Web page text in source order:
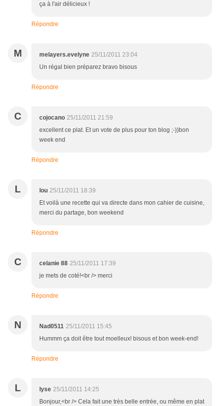
ça à l'air délicieux !
Répondre
M melayers.evelyne 25/11/2011 23:04
Un régal bien préparez bravo bisous
Répondre
C cojocano 25/11/2011 21:59
excellent ce plat. Et un vote de plus pour ton blog ;-))bon
week end
Répondre
L lou 25/11/2011 18:39
Et voilà une recette qui va directe dans mon cahier de cuisine,
merci du partage, bon weekend
Répondre
C celanie 88 25/11/2011 17:39
je mets de coté!<br /> merci
Répondre
N Nad0511 25/11/2011 15:45
Hummm ça doit être tout moelleux! bisous et bon week-end!
Répondre
L lyse 25/11/2011 14:25
Bonjour,<br /> Cela fait une très belle entrée, ou même en plat